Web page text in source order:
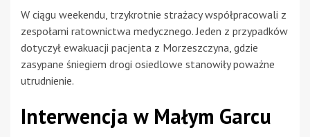
W ciągu weekendu, trzykrotnie strażacy współpracowali z
zespołami ratownictwa medycznego. Jeden z przypadków
dotyczył ewakuacji pacjenta z Morzeszczyna, gdzie
zasypane śniegiem drogi osiedlowe stanowiły poważne
utrudnienie.
Interwencja w Małym Garcu